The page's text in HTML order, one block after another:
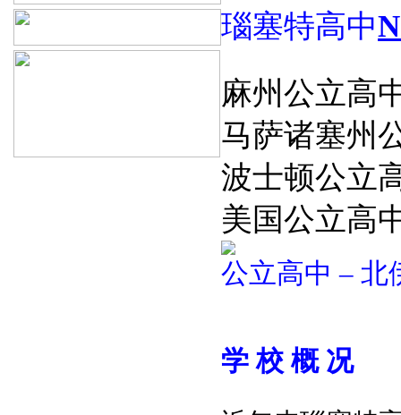
瑙塞特高中
麻州公立高
马萨诸塞州
波士顿公立
美国公立高
公立高中 – 北
学 校 概 况